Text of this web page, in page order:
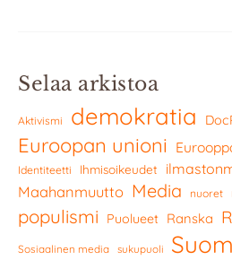
Selaa arkistoa
Aktivismi demokratia
Euroopan unioni
Identiteetti Ihmisoikeudet
Maahanmuutto Media nuoret
populismi Puolueet Ranska
Sosiaalinen media sukupuoli